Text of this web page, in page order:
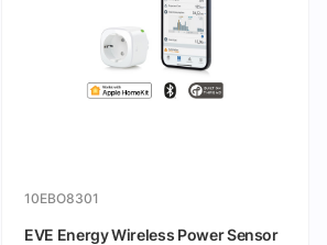
10EBO8301
EVE Energy Wireless Power Sensor